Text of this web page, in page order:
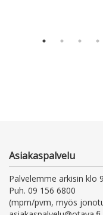
Asiakaspalvelu
Palvelemme arkisin klo
Puh. 09 156 6800
(mpm/pvm, myös